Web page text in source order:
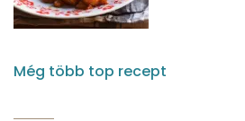
Még több top recept